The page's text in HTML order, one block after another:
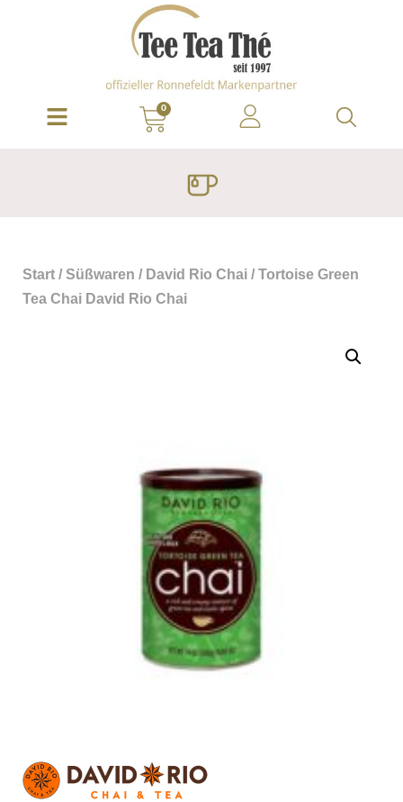
0
Start / Süßwaren / David Rio Chai / Tortoise Green
Tea Chai David Rio Chai